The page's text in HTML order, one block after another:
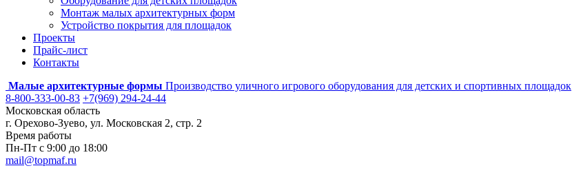
Монтаж малых архитектурных форм
Устройство покрытия для площадок
Проекты
Прайс-лист
Контакты
Малые архитектурные формы Производство уличного игрового оборудования для детских и спортивных площадок
8-800-333-00-83 +7(969) 294-24-44
Московская область
г. Орехово-Зуево, ул. Московская 2, стр. 2
Время работы
Пн-Пт с 9:00 до 18:00
mail@topmaf.ru